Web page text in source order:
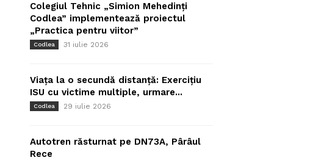
Colegiul Tehnic „Simion Mehedinți
Codlea” implementează proiectul
„Practica pentru viitor”
Codlea 31 iulie 2026
Viața la o secundă distanță: Exercițiu
ISU cu victime multiple, urmare...
Codlea 29 iulie 2026
Autotren răsturnat pe DN73A, Pârâul
Rece